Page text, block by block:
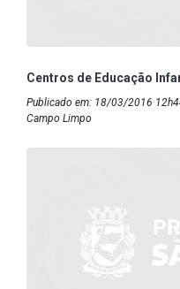
Centros de Educação
Publicado em: 18/03/2016
Campo Limpo